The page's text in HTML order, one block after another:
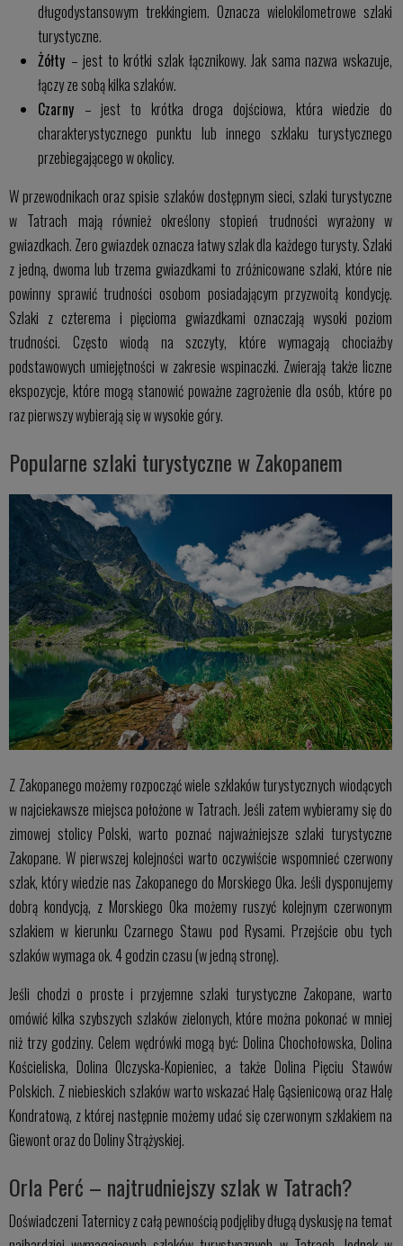
długodystansowym trekkingiem. Oznacza wielokilometrowe szlaki
turystyczne.
Żółty – jest to krótki szlak łącznikowy. Jak sama nazwa wskazuje,
łączy ze sobą kilka szlaków.
Czarny – jest to krótka droga dojściowa, która wiedzie do
charakterystycznego punktu lub innego szklaku turystycznego
przebiegającego w okolicy.
W przewodnikach oraz spisie szlaków dostępnym sieci, szlaki turystyczne
w Tatrach mają również określony stopień trudności wyrażony w
gwiazdkach. Zero gwiazdek oznacza łatwy szlak dla każdego turysty. Szlaki
z jedną, dwoma lub trzema gwiazdkami to zróżnicowane szlaki, które nie
powinny sprawić trudności osobom posiadającym przyzwoitą kondycję.
Szlaki z czterema i pięcioma gwiazdkami oznaczają wysoki poziom
trudności. Często wiodą na szczyty, które wymagają chociażby
podstawowych umiejętności w zakresie wspinaczki. Zwierają także liczne
ekspozycje, które mogą stanowić poważne zagrożenie dla osób, które po
raz pierwszy wybierają się w wysokie góry.
Popularne szlaki turystyczne w Zakopanem
Z Zakopanego możemy rozpocząć wiele szklaków turystycznych wiodących
w najciekawsze miejsca położone w Tatrach. Jeśli zatem wybieramy się do
zimowej stolicy Polski, warto poznać najważniejsze szlaki turystyczne
Zakopane. W pierwszej kolejności warto oczywiście wspomnieć czerwony
szlak, który wiedzie nas Zakopanego do Morskiego Oka. Jeśli dysponujemy
dobrą kondycją, z Morskiego Oka możemy ruszyć kolejnym czerwonym
szlakiem w kierunku Czarnego Stawu pod Rysami. Przejście obu tych
szlaków wymaga ok. 4 godzin czasu (w jedną stronę).
Jeśli chodzi o proste i przyjemne szlaki turystyczne Zakopane, warto
omówić kilka szybszych szlaków zielonych, które można pokonać w mniej
niż trzy godziny. Celem wędrówki mogą być: Dolina Chochołowska, Dolina
Kościeliska, Dolina Olczyska-Kopieniec, a także Dolina Pięciu Stawów
Polskich. Z niebieskich szlaków warto wskazać Halę Gąsienicową oraz Halę
Kondratową, z której następnie możemy udać się czerwonym szklakiem na
Giewont oraz do Doliny Strążyskiej.
Orla Perć – najtrudniejszy szlak w Tatrach?
Doświadczeni Taternicy z całą pewnością podjęliby długą dyskusję na temat